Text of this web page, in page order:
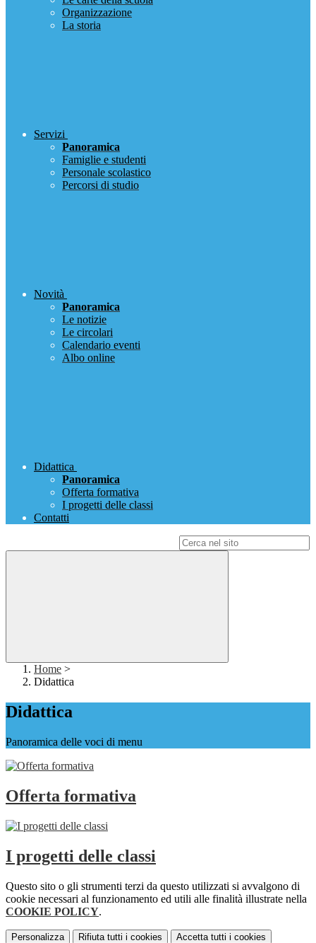
Organizzazione
La storia
Servizi
Panoramica
Famiglie e studenti
Personale scolastico
Percorsi di studio
Novità
Panoramica
Le notizie
Le circolari
Calendario eventi
Albo online
Didattica
Panoramica
Offerta formativa
I progetti delle classi
Contatti
Home >
Didattica
Didattica
Panoramica delle voci di menu
Offerta formativa
I progetti delle classi
Questo sito o gli strumenti terzi da questo utilizzati si avvalgono di
cookie necessari al funzionamento ed utili alle finalità illustrate nella
COOKIE POLICY.
Personalizza Rifiuta tutti i cookies Accetta tutti i cookies